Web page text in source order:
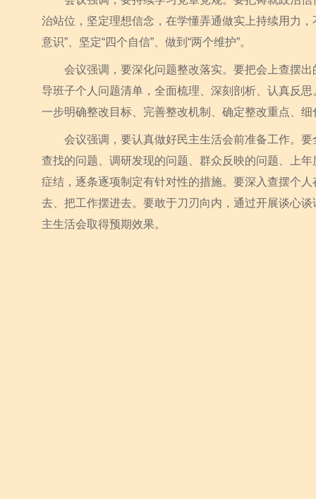
治站位，坚定理想信念，在学懂弄通做实上持续用力
意识”、坚定“四个自信”、做到“两个维护”。
会议强调，要深化问题整改落实。要把会上查摆出
导班子个人问题清单，全面梳理、深刻剖析、认真反
一步明确整改目标、完善整改机制、确定整改重点、
会议强调，要认真做好民主生活会前准备工作。要
查找的问题、调研发现的问题、群众反映的问题、上
症结，逐条逐项制定有针对性的措施。要深入查摆个
去、把工作摆进去。要敢于刀刃向内，通过开展谈心
主生活会取得预期效果。